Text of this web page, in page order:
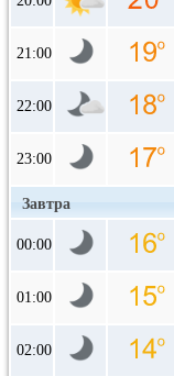
21:00
22:00
23:00
Завтра
00:00
01:00
02:00